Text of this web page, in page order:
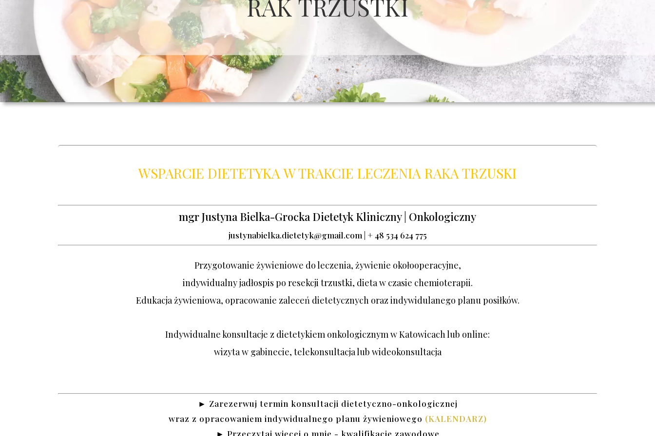
WSPARCIE DIETETYKA W TRAKCIE LECZENIA RAKA TRZUSKI
mgr Justyna Bielka-Grocka Dietetyk Kliniczny | Onkologiczny
justynabielka.dietetyk@gmail.com | + 48 534 624 775
Przygotowanie żywieniowe do leczenia, żywienie okołooperacyjne,
indywidualny jadłospis po resekcji trzustki, dieta w czasie chemioterapii.
Edukacja żywieniowa, opracowanie zaleceń dietetycznych oraz indywidulanego planu posiłków.
Indywidualne konsultacje z dietetykiem onkologicznym w Katowicach lub online:
wizyta w gabinecie, telekonsultacja lub wideokonsultacja
► Zarezerwuj termin konsultacji dietetyczno-onkologicznej
wraz z opracowaniem indywidualnego planu żywieniowego (KALENDARZ)
► Przeczytaj więcej o mnie - kwalifikacje zawodowe
RAK TRZUSTKI
Rak tarczycy - wsparcie
Nowotwory układu moczowo-płciowego - wsparcie
Nowotwory hematologiczne - wsparcie